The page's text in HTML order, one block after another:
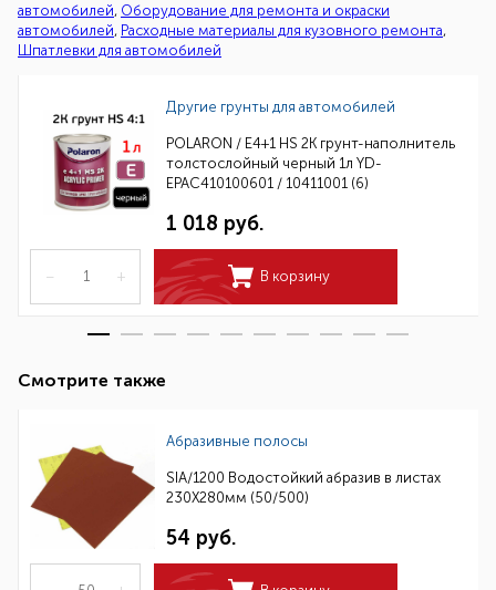
автомобилей, Оборудование для ремонта и окраски
автомобилей, Расходные материалы для кузовного ремонта,
Шпатлевки для автомобилей
Другие грунты для автомобилей
POLARON / E4+1 HS 2K грунт-наполнитель
толстослойный черный 1л YD-
EPAC410100601 / 10411001 (6)
1 018 руб.
– + В корзину
Смотрите также
Абразивные полосы
SIA/1200 Водостойкий абразив в листах
230Х280мм (50/500)
54 руб.